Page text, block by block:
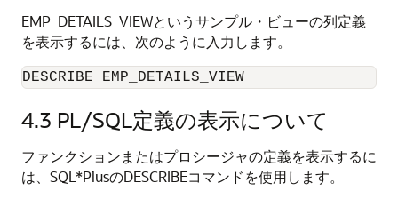
EMP_DETAILS_VIEWというサンプル・ビューの列定義
を表示するには、次のように入力します。
DESCRIBE EMP_DETAILS_VIEW
4.3 PL/SQL定義の表示について
ファンクションまたはプロシージャの定義を表示するに
は、SQL*PlusのDESCRIBEコマンドを使用します。